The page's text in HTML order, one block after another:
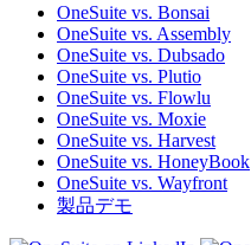
OneSuite vs. Bonsai
OneSuite vs. Assembly
OneSuite vs. Dubsado
OneSuite vs. Plutio
OneSuite vs. Flowlu
OneSuite vs. Moxie
OneSuite vs. Harvest
OneSuite vs. HoneyBook
OneSuite vs. Wayfront
製品デモ